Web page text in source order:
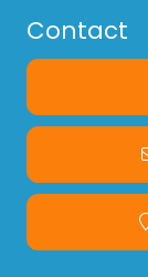
Contact